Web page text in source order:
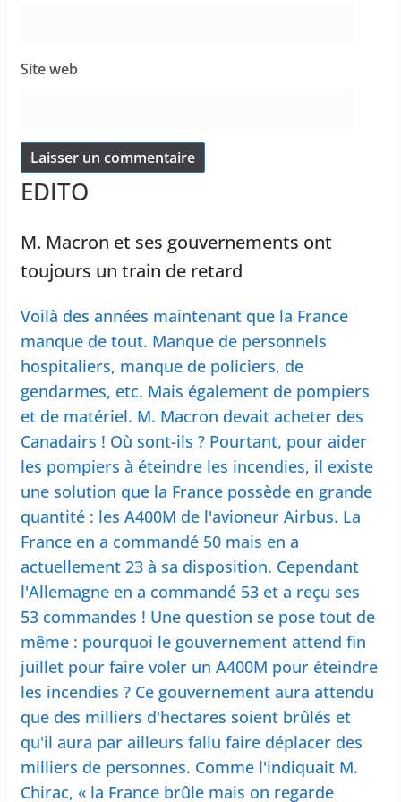
Site web
EDITO
M. Macron et ses gouvernements ont
toujours un train de retard
Voilà des années maintenant que la France
manque de tout. Manque de personnels
hospitaliers, manque de policiers, de
gendarmes, etc. Mais également de pompiers
et de matériel. M. Macron devait acheter des
Canadairs ! Où sont-ils ? Pourtant, pour aider
les pompiers à éteindre les incendies, il existe
une solution que la France possède en grande
quantité : les A400M de l'avioneur Airbus. La
France en a commandé 50 mais en a
actuellement 23 à sa disposition. Cependant
l'Allemagne en a commandé 53 et a reçu ses
53 commandes ! Une question se pose tout de
même : pourquoi le gouvernement attend fin
juillet pour faire voler un A400M pour éteindre
les incendies ? Ce gouvernement aura attendu
que des milliers d'hectares soient brûlés et
qu'il aura par ailleurs fallu faire déplacer des
milliers de personnes. Comme l'indiquait M.
Chirac, « la France brûle mais on regarde